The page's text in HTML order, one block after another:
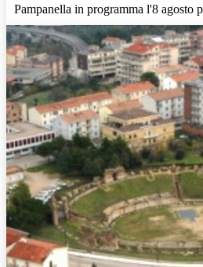
Pampanella in programma l'8 agosto